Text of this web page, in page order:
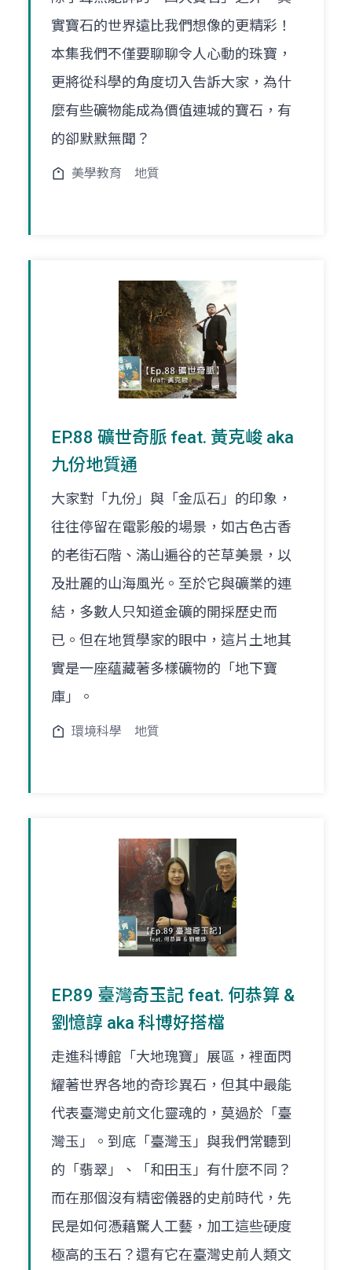
實寶石的世界遠比我們想像的更精彩！
本集我們不僅要聊聊令人心動的珠寶，
更將從科學的角度切入告訴大家，為什
麼有些礦物能成為價值連城的寶石，有
的卻默默無聞？
美學教育 地質
EP.88 礦世奇脈 feat. 黃克峻 aka
九份地質通
大家對「九份」與「金瓜石」的印象，
往往停留在電影般的場景，如古色古香
的老街石階、滿山遍谷的芒草美景，以
及壯麗的山海風光。至於它與礦業的連
結，多數人只知道金礦的開採歷史而
已。但在地質學家的眼中，這片土地其
實是一座蘊藏著多樣礦物的「地下寶
庫」。
環境科學 地質
EP.89 臺灣奇玉記 feat. 何恭算 &
劉憶諄 aka 科博好搭檔
走進科博館「大地瑰寶」展區，裡面閃
耀著世界各地的奇珍異石，但其中最能
代表臺灣史前文化靈魂的，莫過於「臺
灣玉」。到底「臺灣玉」與我們常聽到
的「翡翠」、「和田玉」有什麼不同？
而在那個沒有精密儀器的史前時代，先
民是如何憑藉驚人工藝，加工這些硬度
極高的玉石？還有它在臺灣史前人類文